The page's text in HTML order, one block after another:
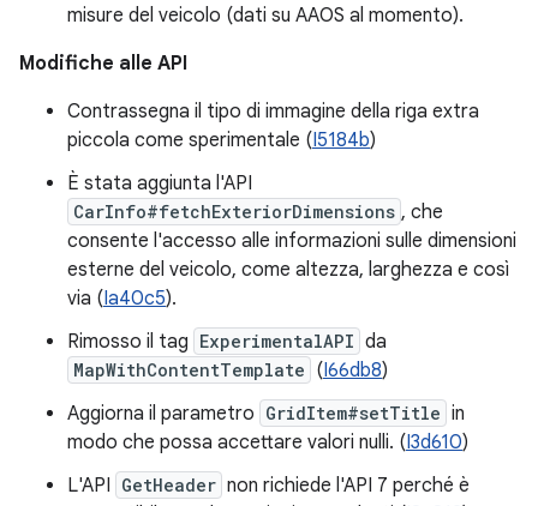
misure del veicolo (dati su AAOS al momento).
Modifiche alle API
Contrassegna il tipo di immagine della riga extra
piccola come sperimentale (I5184b)
È stata aggiunta l'API
CarInfo#fetchExteriorDimensions , che
consente l'accesso alle informazioni sulle dimensioni
esterne del veicolo, come altezza, larghezza e così
via (Ia40c5).
Rimosso il tag ExperimentalAPI da
MapWithContentTemplate (I66db8)
Aggiorna il parametro GridItem#setTitle in
modo che possa accettare valori nulli. (I3d610)
L'API GetHeader non richiede l'API 7 perché è